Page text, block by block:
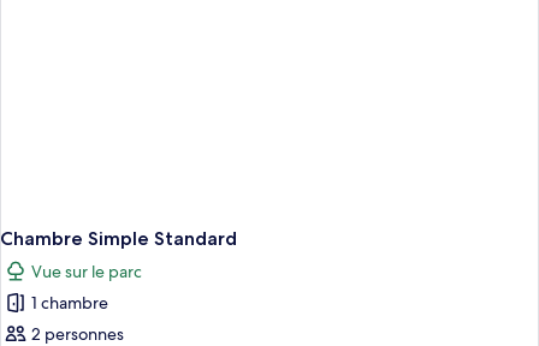
Chambre Simple Standard
Vue sur le parc
1 chambre
2 personnes